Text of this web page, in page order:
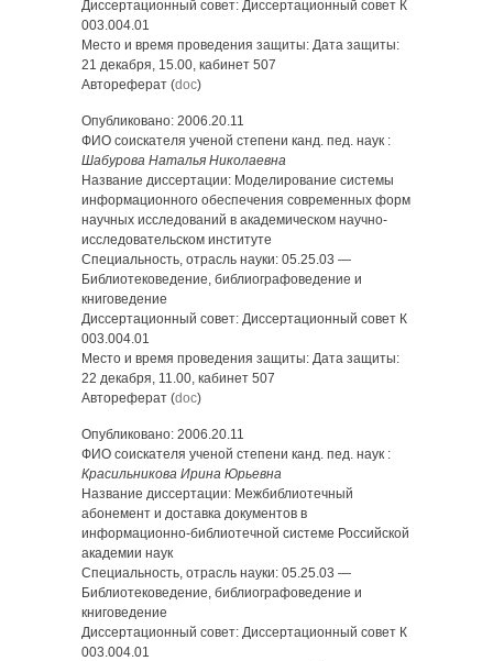
Диссертационный совет: Диссертационный совет К
003.004.01
Место и время проведения защиты: Дата защиты:
21 декабря, 15.00, кабинет 507
Автореферат (doc)
Опубликовано: 2006.20.11
ФИО соискателя ученой степени канд. пед. наук :
Шабурова Наталья Николаевна
Название диссертации: Моделирование системы
информационного обеспечения современных форм
научных исследований в академическом научно-
исследовательском институте
Специальность, отрасль науки: 05.25.03 —
Библиотековедение, библиографоведение и
книговедение
Диссертационный совет: Диссертационный совет К
003.004.01
Место и время проведения защиты: Дата защиты:
22 декабря, 11.00, кабинет 507
Автореферат (doc)
Опубликовано: 2006.20.11
ФИО соискателя ученой степени канд. пед. наук :
Красильникова Ирина Юрьевна
Название диссертации: Межбиблиотечный
абонемент и доставка документов в
информационно-библиотечной системе Российской
академии наук
Специальность, отрасль науки: 05.25.03 —
Библиотековедение, библиографоведение и
книговедение
Диссертационный совет: Диссертационный совет К
003.004.01